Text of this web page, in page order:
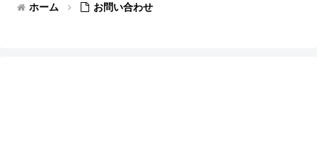
ホーム お問い合わせ